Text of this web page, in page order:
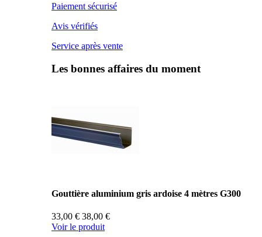
Paiement sécurisé
Avis vérifiés
Service après vente
Les bonnes affaires du moment
Gouttière aluminium gris ardoise 4 mètres G300
33,00 € 38,00 €
Voir le produit